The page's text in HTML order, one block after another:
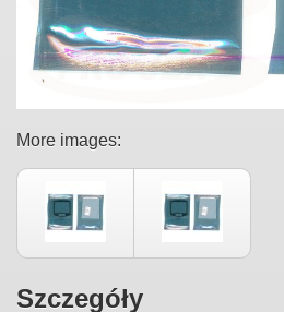
More images:
Szczegóły